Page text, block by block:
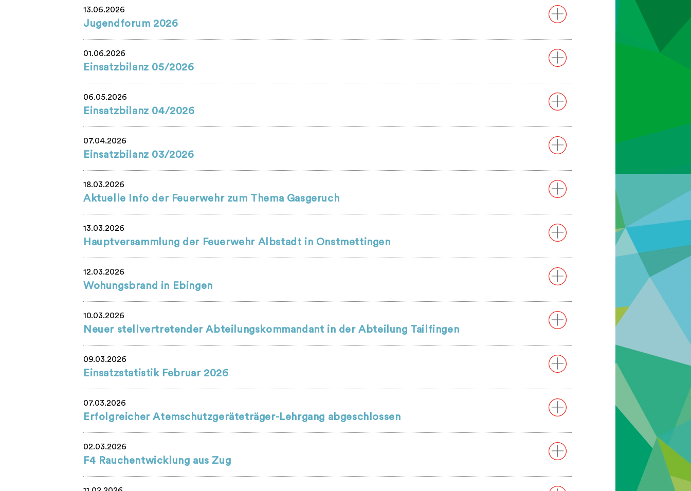
13.06.2026
Jugendforum 2026
01.06.2026
Einsatzbilanz 05/2026
06.05.2026
Einsatzbilanz 04/2026
07.04.2026
Einsatzbilanz 03/2026
18.03.2026
Aktuelle Info der Feuerwehr zum Thema Gasgeruch
13.03.2026
Hauptversammlung der Feuerwehr Albstadt in Onstmettingen
12.03.2026
Wohungsbrand in Ebingen
10.03.2026
Neuer stellvertretender Abteilungskommandant in der Abteilung Tailfingen
09.03.2026
Einsatzstatistik Februar 2026
07.03.2026
Erfolgreicher Atemschutzgeräteträger-Lehrgang abgeschlossen
02.03.2026
F4 Rauchentwicklung aus Zug